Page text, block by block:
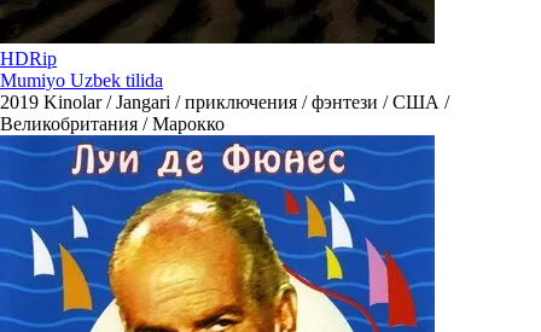
HDRip
Mumiyo Uzbek tilida
2019 Kinolar / Jangari / приключения / фэнтези / США /
Великобритания / Марокко